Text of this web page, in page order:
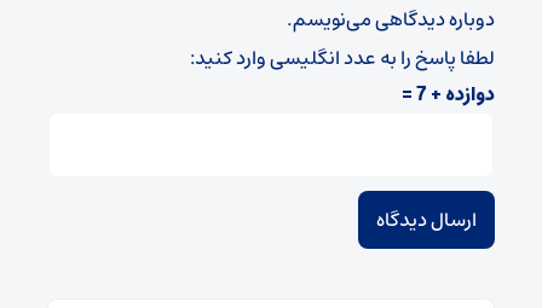
دوباره دیدگاهی می‌نویسم.
لطفا پاسخ را به عدد انگلیسی وارد کنید:
دوازده + 7 =